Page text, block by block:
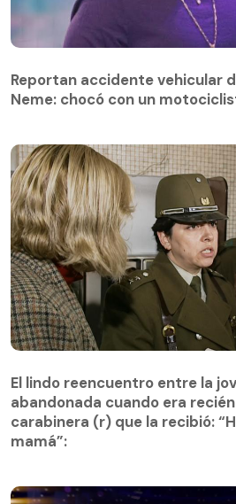
Reportan accidente vehicular
Neme: chocó con un
abandonada cuando era
carabinera (r) que la recibió:
mamá”:
El lindo reencuentro entre la
abandonada cuando era
carabinera (r) que la recibió:
mamá”: